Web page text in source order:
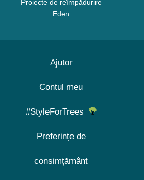
Proiecte de reîmpădurire
Eden
Ajutor
Contul meu
#StyleForTrees
Preferințe de
consimțământ